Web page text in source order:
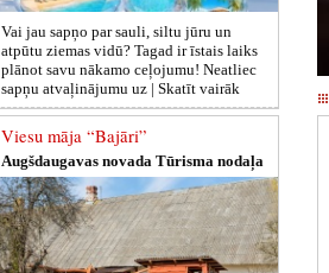
Vai jau sapņo par sauli, siltu jūru un
atpūtu ziemas vidū? Tagad ir īstais laiks
plānot savu nākamo ceļojumu! Neatliec
sapņu atvaļinājumu uz | Skatīt vairāk
Viesu māja “Bajāri”
Augšdaugavas novada Tūrisma nodaļa